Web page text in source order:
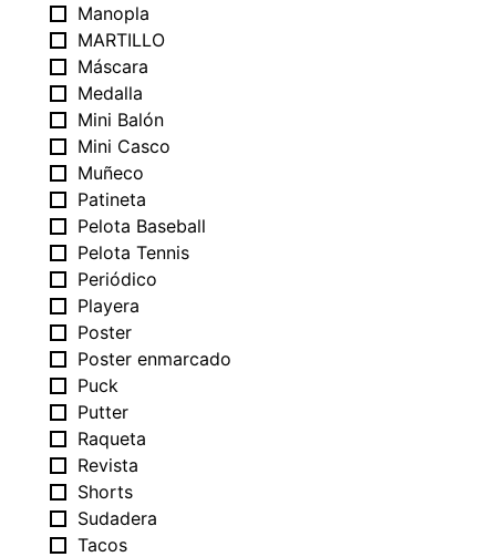
Manopla
MARTILLO
Máscara
Medalla
Mini Balón
Mini Casco
Muñeco
Patineta
Pelota Baseball
Pelota Tennis
Periódico
Playera
Poster
Poster enmarcado
Puck
Putter
Raqueta
Revista
Shorts
Sudadera
Tacos